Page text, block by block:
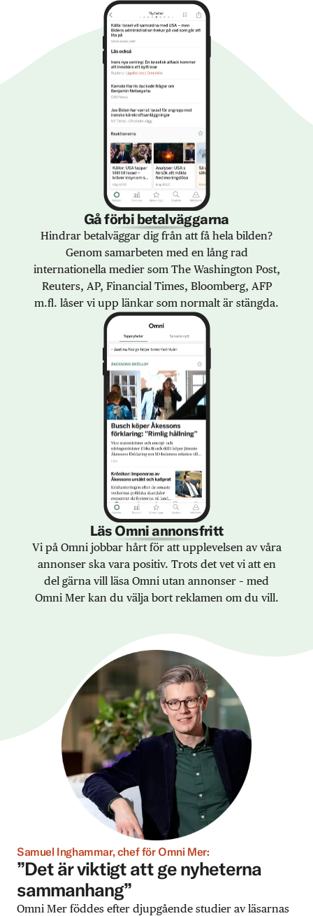
Gå förbi betalväggarna
Hindrar betalväggar dig från att få hela bilden?
Genom samarbeten med en lång rad
internationella medier som The Washington Post,
Reuters, AP, Financial Times, Bloomberg, AFP
m.fl. låser vi upp länkar som normalt är stängda.
Läs Omni annonsfritt
Vi på Omni jobbar hårt för att upplevelsen av våra
annonser ska vara positiv. Trots det vet vi att en
del gärna vill läsa Omni utan annonser – med
Omni Mer kan du välja bort reklamen om du vill.
Samuel Inghammar, chef för Omni Mer:
”Det är viktigt att ge nyheterna
sammanhang”
Omni Mer föddes efter djupgående studier av läsarnas